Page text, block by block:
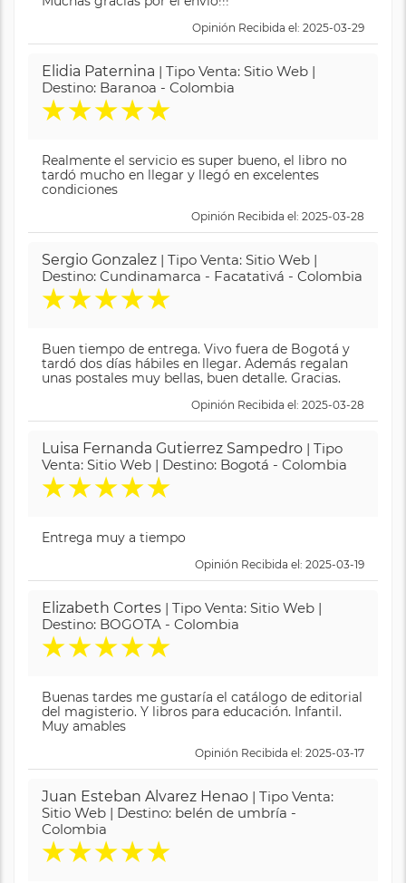
Opinión Recibida el: 2025-03-29
Elidia Paternina | Tipo Venta: Sitio Web |
Destino: Baranoa - Colombia
★★★★★
Realmente el servicio es super bueno, el libro no
tardó mucho en llegar y llegó en excelentes
condiciones
Opinión Recibida el: 2025-03-28
Sergio Gonzalez | Tipo Venta: Sitio Web |
Destino: Cundinamarca - Facatativá - Colombia
★★★★★
Buen tiempo de entrega. Vivo fuera de Bogotá y
tardó dos días hábiles en llegar. Además regalan
unas postales muy bellas, buen detalle. Gracias.
Opinión Recibida el: 2025-03-28
Luisa Fernanda Gutierrez Sampedro | Tipo
Venta: Sitio Web | Destino: Bogotá - Colombia
★★★★★
Entrega muy a tiempo
Opinión Recibida el: 2025-03-19
Elizabeth Cortes | Tipo Venta: Sitio Web |
Destino: BOGOTA - Colombia
★★★★★
Buenas tardes me gustaría el catálogo de editorial
del magisterio. Y libros para educación. Infantil.
Muy amables
Opinión Recibida el: 2025-03-17
Juan Esteban Alvarez Henao | Tipo Venta:
Sitio Web | Destino: belén de umbría -
Colombia
★★★★★